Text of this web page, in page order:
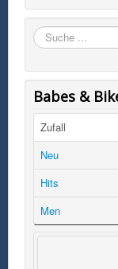
Suchen
Babes &
Zufall
Neu
Hits
Men